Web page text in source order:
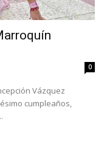
0
Vázquez
cumpleaños,